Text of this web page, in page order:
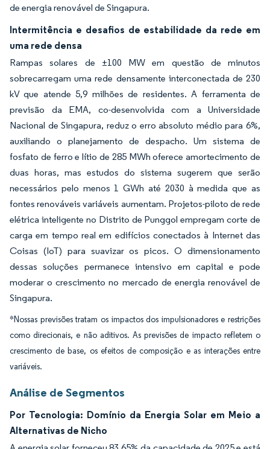
de energia renovável de Singapura.
Intermitência e desafios de estabilidade da rede em
uma rede densa
Rampas solares de ±100 MW em questão de minutos
sobrecarregam uma rede densamente interconectada de 230
kV que atende 5,9 milhões de residentes. A ferramenta de
previsão da EMA, co-desenvolvida com a Universidade
Nacional de Singapura, reduz o erro absoluto médio para 6%,
auxiliando o planejamento de despacho. Um sistema de
fosfato de ferro e lítio de 285 MWh oferece amortecimento de
duas horas, mas estudos do sistema sugerem que serão
necessários pelo menos 1 GWh até 2030 à medida que as
fontes renováveis variáveis aumentam. Projetos-piloto de rede
elétrica inteligente no Distrito de Punggol empregam corte de
carga em tempo real em edifícios conectados à Internet das
Coisas (IoT) para suavizar os picos. O dimensionamento
dessas soluções permanece intensivo em capital e pode
moderar o crescimento no mercado de energia renovável de
Singapura.
*Nossas previsões tratam os impactos dos impulsionadores e restrições
como direcionais, e não aditivos. As previsões de impacto refletem o
crescimento de base, os efeitos de composição e as interações entre
variáveis.
Análise de Segmentos
Por Tecnologia: Domínio da Energia Solar em Meio a
Alternativas de Nicho